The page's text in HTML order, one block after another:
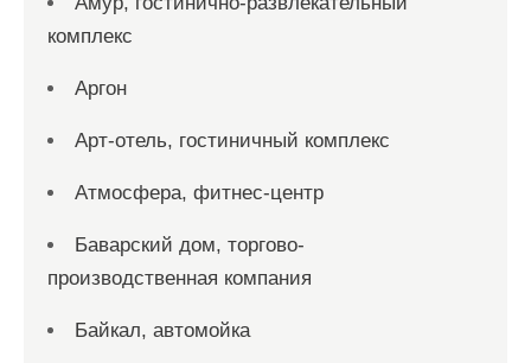
комплекс
Аргон
Арт-отель, гостиничный комплекс
Атмосфера, фитнес-центр
Баварский дом, торгово-
производственная компания
Байкал, автомойка